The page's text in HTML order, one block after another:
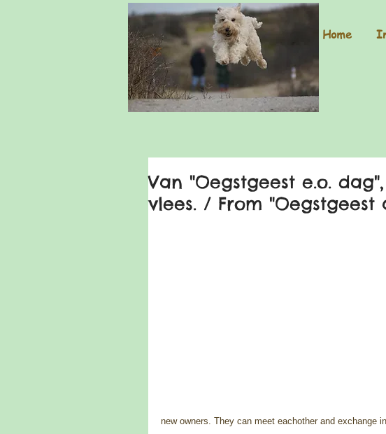
Home
Van "Oegstgeest e.o.
vlees. / From
new owners. They can meet eachother and exchange